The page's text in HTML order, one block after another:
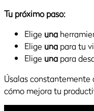
Tu próximo paso:
Elige una
Elige una para tu
Elige una para
Úsalas
cómo mejora tu